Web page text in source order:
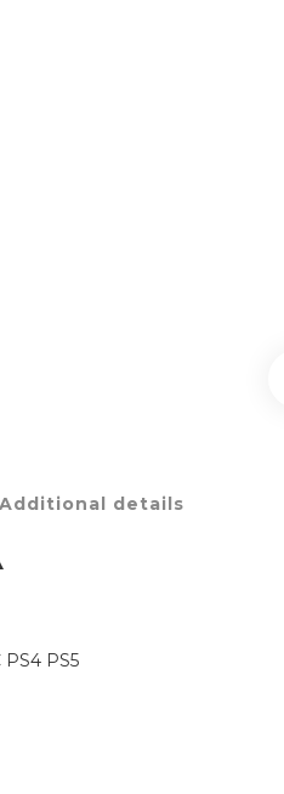
Additional details
PS4 PS5